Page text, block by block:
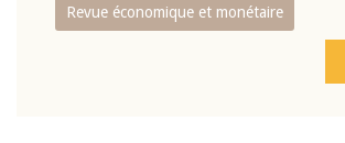
Revue économique et monétaire